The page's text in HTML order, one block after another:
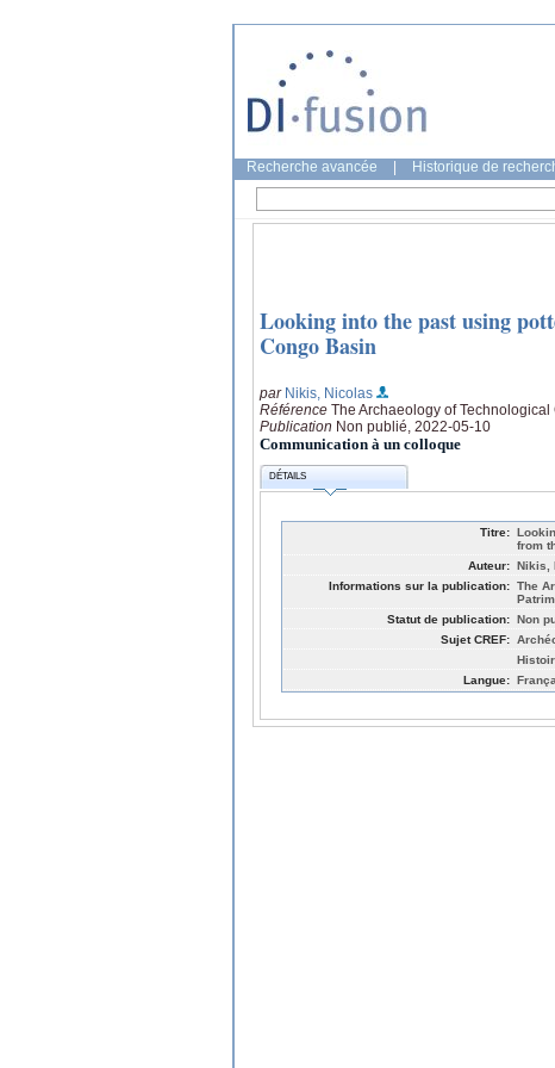
Recherche avancée Historique de
Looking into the past using
Congo Basin
par Nikis, Nicolas
Référence The Archaeology of
Publication Non publié, 2022-05-10
Communication à un colloque
DÉTAILS
Titre:
from
Auteur: Nikis,
Informations sur la publication: The
Statut de publication: Non
Sujet CREF:
Langue: